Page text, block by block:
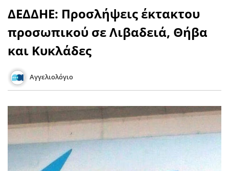
ΔΕΔΔΗΕ: Προσλήψεις έκτακτου
προσωπικού σε Λιβαδειά, Θήβα
και Κυκλάδες
Αγγελιολόγιο